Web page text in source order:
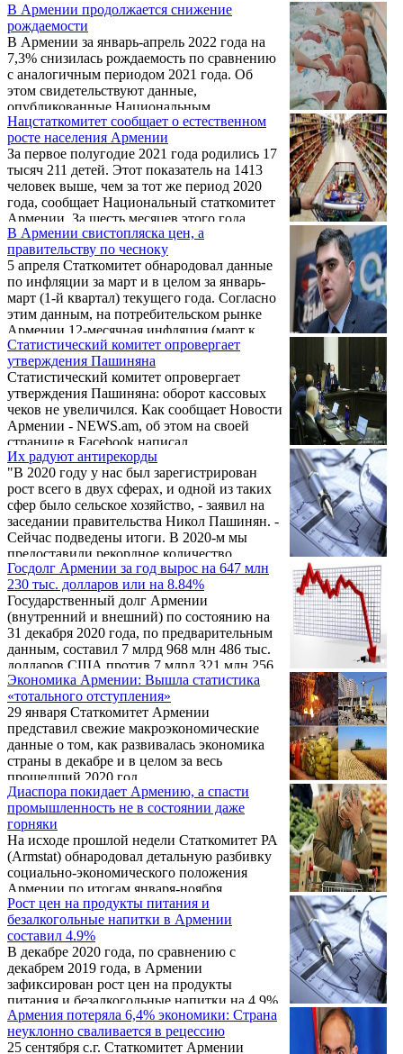
В Армении продолжается снижение
рождаемости
В Армении за январь-апрель 2022 года на
7,3% снизилась рождаемость по сравнению
с аналогичным периодом 2021 года. Об
этом свидетельствуют данные,
опубликованные Национальным
статистическим комитетом Армении.
Отмечается, за отчетный период родились
10 665 детей, в то время как за первые
четыре месяца 2021 года был 11 501
новорожденный. В то же время, по
сравнению с аналогичным периодом 2020
года наблюдается рост на 4,8% (родились 10
178 детей). При этом, в указанные период
зарегистрировано 130 случаев ...
Нацстаткомитет сообщает о естественном
росте населения Армении
За первое полугодие 2021 года родились 17
тысяч 211 детей. Этот показатель на 1413
человек выше, чем за тот же период 2020
года, сообщает Национальный статкомитет
Армении. За шесть месяцев этого года
скончались 16 627 человек. Естественный
прирост населения составил 584.
В Армении свистопляска цен, а
правительству по чесноку
5 апреля Статкомитет обнародовал данные
по инфляции за март и в целом за январь-
март (1-й квартал) текущего года. Согласно
этим данным, на потребительском рынке
Армении 12-месячная инфляция (март к
марту 2020 года) составила 5,8%, превзойдя
самый высокий порог программного
показателя (4+1,5%, то есть 5,5%). В целом
за 1-й квартал ИПЦ (индекс
потребительских цен) составил 5,2%.
Статистический комитет опровергает
утверждения Пашиняна
Статистический комитет опровергает
утверждения Пашиняна: оборот кассовых
чеков не увеличился. Как сообщает Новости
Армении - NEWS.am, об этом на своей
странице в Facebook написал
ответственный офиса экономических
исследований Бюро АРФ Дашнакцутюн,
экономист Сурен Парсян.
Их радуют антирекорды
"В 2020 году у нас был зарегистрирован
рост всего в двух сферах, и одной из таких
сфер было сельское хозяйство, - заявил на
заседании правительства Никол Пашинян. -
Сейчас подведены итоги. В 2020-м мы
предоставили рекордное количество
кредитов, при этом, например, по
сравнению с 2018-м в 2020-м было
предоставлено кредитов в 6 раз больше.
Если в 2018-м было предоставлено 5782
кредита, то в 2020-м этот показатель достиг
36608. 2020-й сельскохозяйственный год
прошел в условиях бурной критики, мол,
кредиты ...
Госдолг Армении за год вырос на 647 млн
230 тыс. долларов или на 8.84%
Государственный долг Армении
(внутренний и внешний) по состоянию на
31 декабря 2020 года, по предварительным
данным, составил 7 млрд 968 млн 486 тыс.
долларов США против 7 млрд 321 млн 256
тыс. долларов США в 2019 году и вырос на
647 млн 230 тыс. долларов США или на
8,84%.
Экономика Армении: Вышла статистика
«тотального отступления»
29 января Статкомитет Армении
представил свежие макроэкономические
данные о том, как развивалась экономика
страны в декабре и в целом за весь
прошедший 2020 год…
Диаспора покидает Армению, а спасти
промышленность не в состоянии даже
горняки
На исходе прошлой недели Статкомитет РА
(Armstat) обнародовал детальную разбивку
социально-экономического положения
Армении по итогам января-ноября
прошлого года. Мы уже сообщали
обобщенные данные за 11 месяцев 2020
года: показатель экономической активности
в Армении составил 92,8%, то есть
национальная экономика за 11 прошедших
месяцев 2020 года потеряла 7,2%.
Напомним, что тогда уже закончилась
война, по итогам которой на смену пришла
депрессия – в экономике и в умах…
Рост цен на продукты питания и
безалкогольные напитки в Армении
составил 4.9%
В декабре 2020 года, по сравнению с
декабрем 2019 года, в Армении
зафиксирован рост цен на продукты
питания и безалкогольные напитки на 4,9%,
по сравнению с ноябрем 2020 года – на
7,2%. Об этом «Арменпресс» сообщили в
Статистическом комитете Армении.
Армения потеряла 6,4% экономики: Страна
неуклонно сваливается в рецессию
25 сентября с.г. Статкомитет Армении